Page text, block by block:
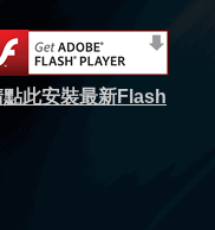
點此安裝最新Flash